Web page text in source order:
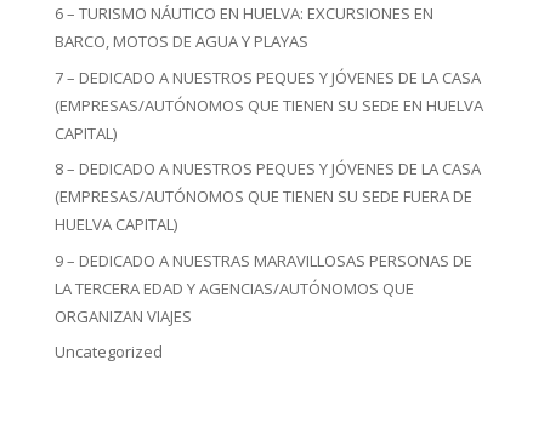
6 – TURISMO NÁUTICO EN HUELVA: EXCURSIONES EN
BARCO, MOTOS DE AGUA Y PLAYAS
7 – DEDICADO A NUESTROS PEQUES Y JÓVENES DE LA CASA
(EMPRESAS/AUTÓNOMOS QUE TIENEN SU SEDE EN HUELVA
CAPITAL)
8 – DEDICADO A NUESTROS PEQUES Y JÓVENES DE LA CASA
(EMPRESAS/AUTÓNOMOS QUE TIENEN SU SEDE FUERA DE
HUELVA CAPITAL)
9 – DEDICADO A NUESTRAS MARAVILLOSAS PERSONAS DE
LA TERCERA EDAD Y AGENCIAS/AUTÓNOMOS QUE
ORGANIZAN VIAJES
Uncategorized